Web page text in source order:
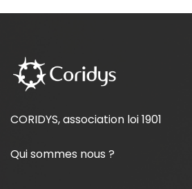
CORIDYS, association loi 1901
Qui sommes nous ?